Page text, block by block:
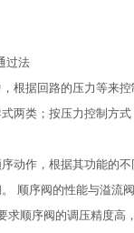
过法
根据回路的压力等来
两类；按压力控制方
动作，根据其功能的不
顺序阀的性能与溢流
求顺序阀的调压精度高